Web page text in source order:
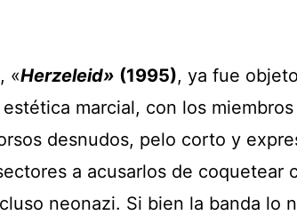
«Herzeleid» (1995), ya fue
marcial, con los
desnudos, pelo corto y
a acusarlos de coquetear
neonazi. Si bien la banda lo